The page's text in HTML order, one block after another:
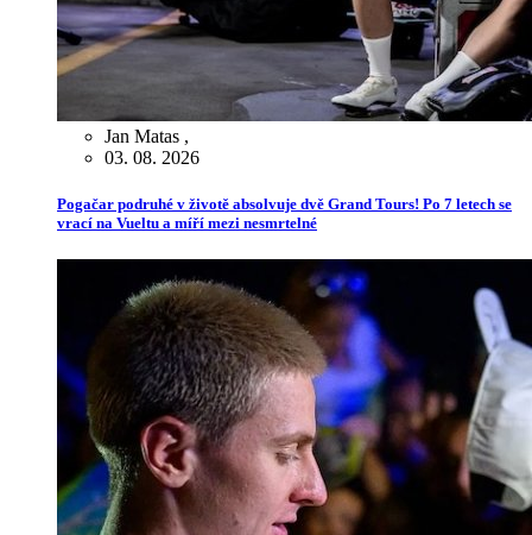
Jan Matas ,
03. 08. 2026
Pogačar podruhé v životě absolvuje dvě Grand Tours! Po 7 letech se
vrací na Vueltu a míří mezi nesmrtelné